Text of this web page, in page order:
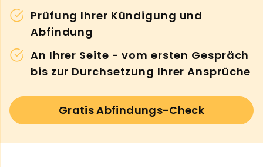
Prüfung Ihrer Kündigung und
Abfindung
An Ihrer Seite - vom ersten Gespräch
bis zur Durchsetzung Ihrer Ansprüche
Gratis Abfindungs-Check